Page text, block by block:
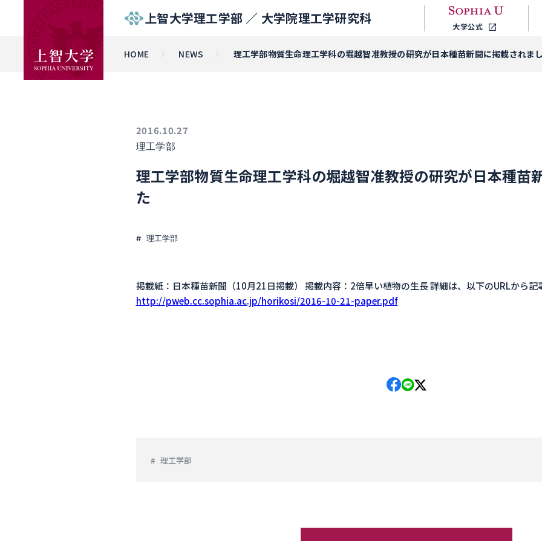
上智大学理工学部 ／ 大学院理工学研究科 大学公式
HOME NEWS 理工学部物質生命理工学科の堀越智准教授の研究が日本種苗新聞に掲載されま
2016.10.27
理工学部
理工学部物質生命理工学科の堀越智准教授の研究が日本種苗
た
理工学部
掲載紙：日本種苗新聞（10月21日掲載） 掲載内容：2倍早い植物の生長 詳細は、以下のURLから記
http://pweb.cc.sophia.ac.jp/horikosi/2016-10-21-paper.pdf
理工学部